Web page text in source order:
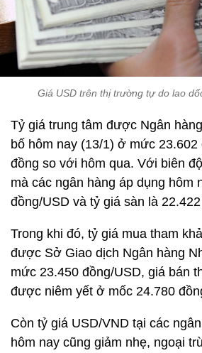
Giá USD trên thị trường tự do lao
Tỷ giá trung tâm được Ngân
bố hôm nay (13/1) ở mức 23.602
đồng so với hôm qua. Với biên
mà các ngân hàng áp dụng hôm
đồng/USD và tỷ giá sàn là
Trong khi đó, tỷ giá mua tham
được Sở Giao dịch Ngân hàng
mức 23.450 đồng/USD, giá bán
được niêm yết ở mốc 24.780
Còn tỷ giá USD/VND tại các
hôm nay cũng giảm nhẹ, ngoại